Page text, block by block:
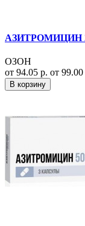
АЗИТРОМИЦИН
ОЗОН
от 94.05 р. от 99.00
В корзину